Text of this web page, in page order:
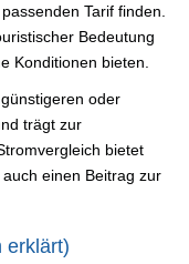
Tarif finden.
Bedeutung
Konditionen bieten.
oder
trägt zur
bietet
einen Beitrag zur
erklärt)